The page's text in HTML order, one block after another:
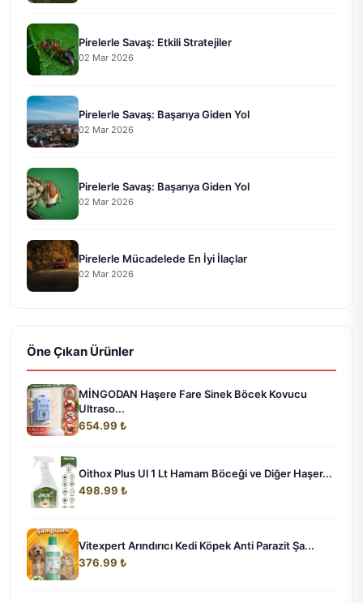
Pirelerle Savaş: Etkili Stratejiler
02 Mar 2026
Pirelerle Savaş: Başarıya Giden Yol
02 Mar 2026
Pirelerle Savaş: Başarıya Giden Yol
02 Mar 2026
Pirelerle Mücadelede En İyi İlaçlar
02 Mar 2026
Öne Çıkan Ürünler
MİNGODAN Haşere Fare Sinek Böcek Kovucu
Ultraso...
654.99 ₺
Oithox Plus Ul 1 Lt Hamam Böceği ve Diğer Haşer...
498.99 ₺
Vitexpert Arındırıcı Kedi Köpek Anti Parazit Şa...
376.99 ₺